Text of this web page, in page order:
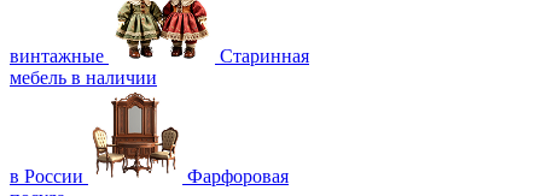
винтажные
Старинная
мебель в наличии
в России
Фарфоровая